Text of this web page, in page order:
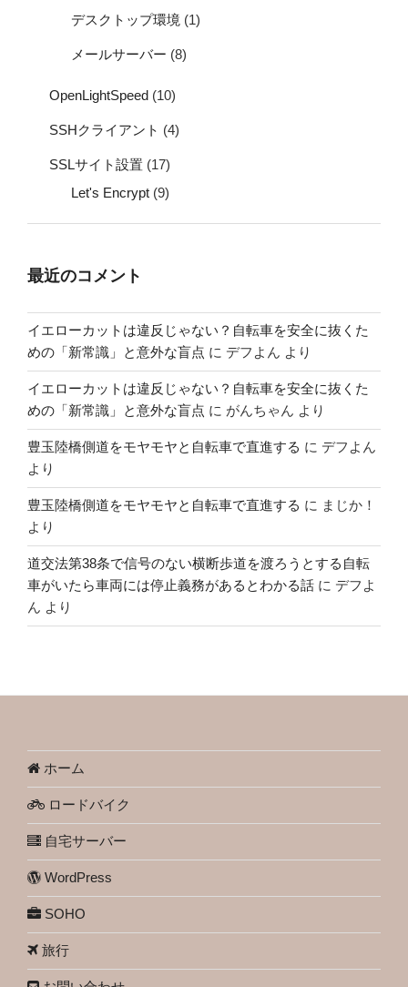
デスクトップ環境 (1)
メールサーバー (8)
OpenLightSpeed (10)
SSHクライアント (4)
SSLサイト設置 (17)
Let's Encrypt (9)
最近のコメント
イエローカットは違反じゃない？自転車を安全に抜くた
めの「新常識」と意外な盲点 に デフよん より
イエローカットは違反じゃない？自転車を安全に抜くた
めの「新常識」と意外な盲点 に がんちゃん より
豊玉陸橋側道をモヤモヤと自転車で直進する に デフよん
より
豊玉陸橋側道をモヤモヤと自転車で直進する に まじか！
より
道交法第38条で信号のない横断歩道を渡ろうとする自転
車がいたら車両には停止義務があるとわかる話 に デフよ
ん より
ホーム
ロードバイク
自宅サーバー
WordPress
SOHO
旅行